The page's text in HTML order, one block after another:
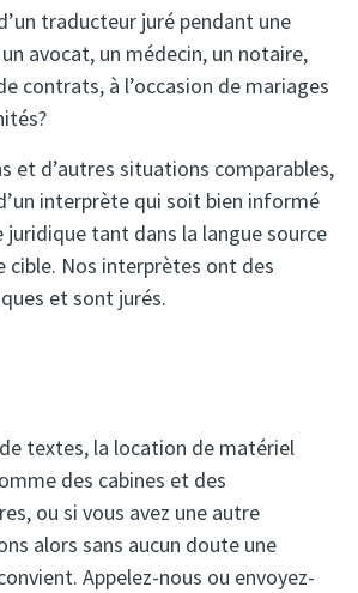
traducteur juré pendant une
avocat, un médecin, un notaire,
contrats, à l’occasion de mariages
et d’autres situations comparables,
interprète qui soit bien informé
tant dans la langue source
cible. Nos interprètes ont des
et sont jurés.
textes, la location de matériel
des cabines et des
ou si vous avez une autre
alors sans aucun doute une
Appelez-nous ou envoyez-